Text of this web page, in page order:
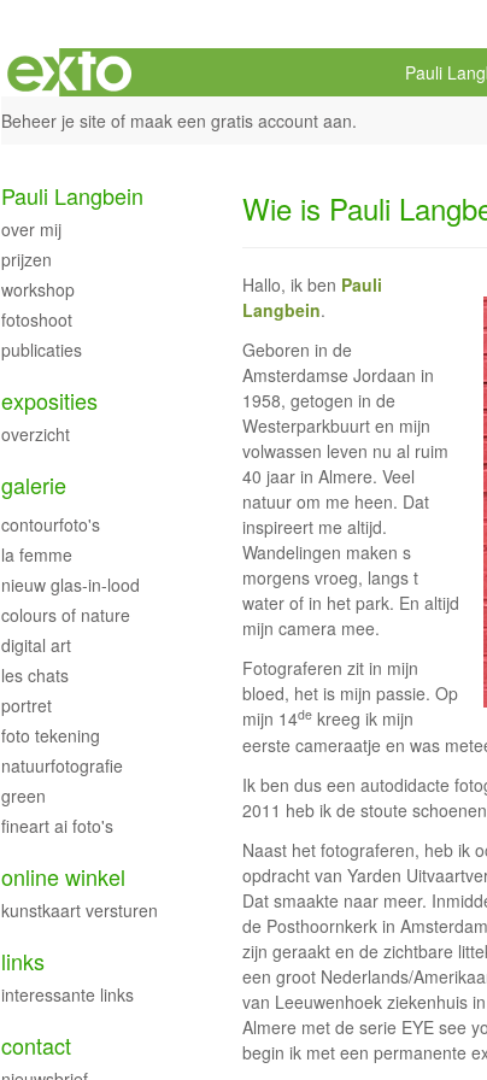
Pauli
Beheer je site of maak een gratis account aan.
Wie is Pauli
Hallo, ik ben Pauli
Langbein.
Geboren in de
Amsterdamse Jordaan in
1958, getogen in de
Westerparkbuurt en mijn
volwassen leven nu al ruim
40 jaar in Almere. Veel
natuur om me heen. Dat
inspireert me altijd.
Wandelingen maken s
morgens vroeg, langs t
water of in het park. En altijd
mijn camera mee.
Fotograferen zit in mijn
bloed, het is mijn passie. Op
mijn 14de kreeg ik mijn
eerste cameraatje en was
Ik ben dus een autodidacte
2011 heb ik de stoute
Naast het fotograferen, heb ik
opdracht van Yarden
Dat smaakte naar meer.
de Posthoornkerk in
zijn geraakt en de zichtbare
een groot Nederlands/
van Leeuwenhoek ziekenhuis
Almere met de serie EYE see
begin ik met een permanente
Pauli Langbein
over mij
prijzen
workshop
fotoshoot
publicaties
exposities
overzicht
galerie
contourfoto's
la femme
nieuw glas-in-lood
colours of nature
digital art
les chats
portret
foto tekening
natuurfotografie
green
fineart ai foto's
online winkel
kunstkaart versturen
links
interessante links
contact